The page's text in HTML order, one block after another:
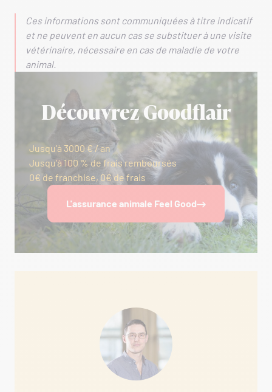
Ces informations sont communiquées à titre indicatif
et ne peuvent en aucun cas se substituer à une visite
vétérinaire, nécessaire en cas de maladie de votre
animal.
Découvrez Goodflair
Jusqu’à 3000 € / an
Jusqu’à 100 % de frais remboursés
0€ de franchise, 0€ de frais
L'assurance animale Feel Good